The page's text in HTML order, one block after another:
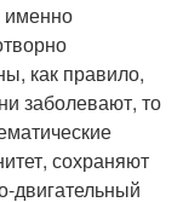
именно
как правило,
заболевают, то
сохраняют
двигательный